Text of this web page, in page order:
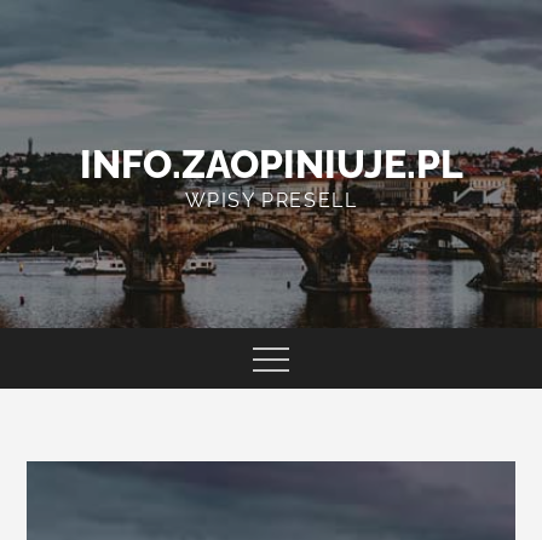
content
INFO.ZAOPINIUJE.PL
WPISY PRESELL